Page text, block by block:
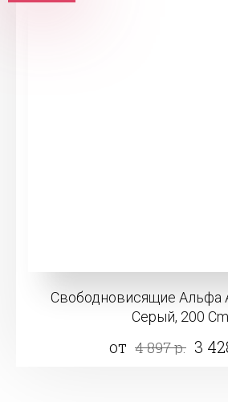
Свободновисящие Альфа
Серый, 200 Cm
от 4 897 р. 3